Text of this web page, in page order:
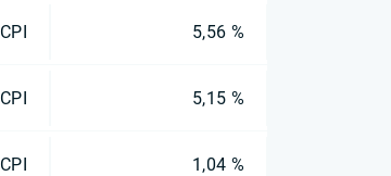
CPI 5,56 %
CPI 5,15 %
CPI 1,04 %